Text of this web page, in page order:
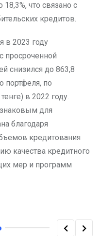
что связано с
кредитов.
в 2023 году
просроченной
снизился до 863,8
портфеля, по
в 2022 году.
для
благодаря
кредитования
качества кредитного
мер и программ